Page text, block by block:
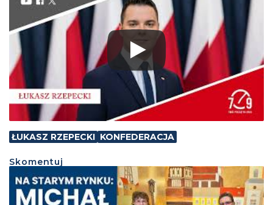
ŁUKASZ RZEPECKI KONFEDERACJA
Skomentuj